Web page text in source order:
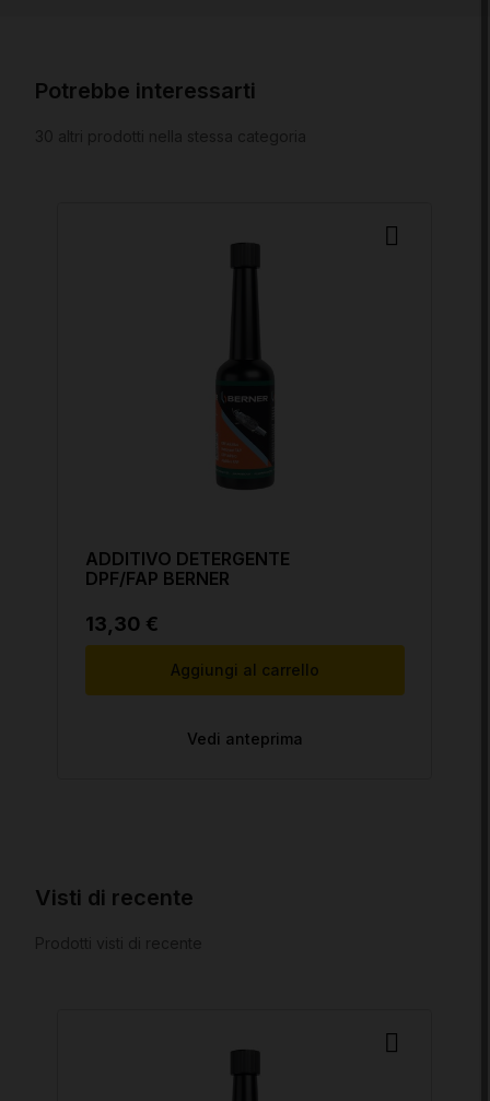
Potrebbe interessarti
ADDITIVO DETERGENTE
DPF/FAP BERNER
13,30 €
Aggiungi al carrello
Vedi anteprima
Visti di recente